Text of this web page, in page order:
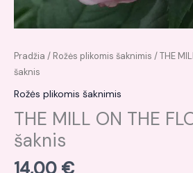
Pradžia / Rožės plikomis šaknimis / THE
šaknis
Rožės plikomis šaknimis
THE MILL ON THE
šaknis
14,00 €